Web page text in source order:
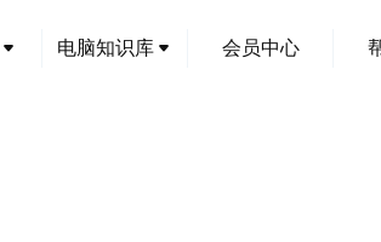
电脑知识库 会员中心